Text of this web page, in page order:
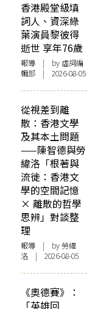
香港殿堂級填
詞人、資深綠
葉演員黎彼得
逝世 享年76歲
報導 | by 虛詞編
輯部 | 2026-08-05
從視差到離
散：香港文學
及其本土問題
——陳智德與勞
緯洛「根著與
流徙：香港文
學的空間記憶
× 離散的哲學
思辨」對談整
理
報導 | by 勞緯
洛 | 2026-08-05
《奧德賽》：
「英雄回